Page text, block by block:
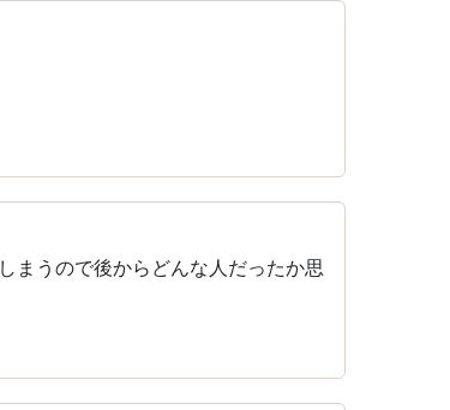
まうので後からどんな人だったか思